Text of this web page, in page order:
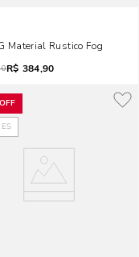
Material Rustico Fog
R$ 384,90
OFF